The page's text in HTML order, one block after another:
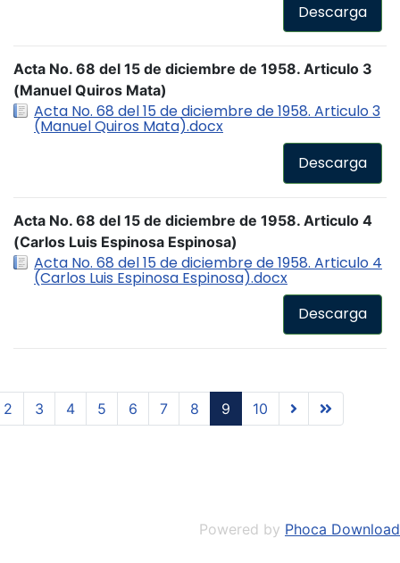
Descarga
Acta No. 68 del 15 de diciembre de 1958. Articulo 3
(Manuel Quiros Mata)
Acta No. 68 del 15 de diciembre de 1958. Articulo 3
(Manuel Quiros Mata).docx
Descarga
Acta No. 68 del 15 de diciembre de 1958. Articulo 4
(Carlos Luis Espinosa Espinosa)
Acta No. 68 del 15 de diciembre de 1958. Articulo 4
(Carlos Luis Espinosa Espinosa).docx
Descarga
2 3 4 5 6 7 8 9 10
Powered by Phoca Download